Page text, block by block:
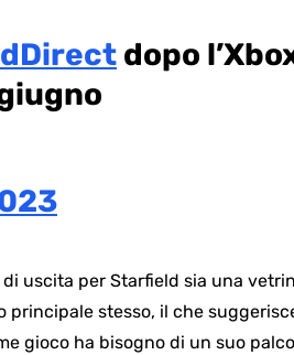
dopo
uscita per Starfield sia una
stesso, il che
gioco ha bisogno di un suo